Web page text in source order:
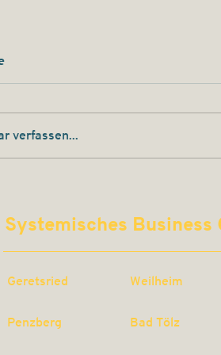
verfassen...
Systemisches
Geretsried Weilheim
Penzberg Bad Tölz